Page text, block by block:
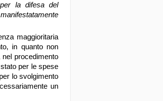
la difesa del
maggioritaria
in quanto non
procedimento
per le spese
lo svolgimento
un